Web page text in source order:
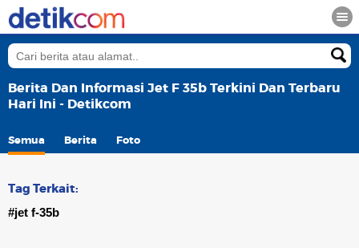
Berita Dan Informasi Jet F 35b Terkini Dan Terbaru
Hari Ini - Detikcom
Semua Berita Foto
Tag Terkait:
#jet f-35b